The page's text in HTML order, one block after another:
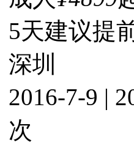
5天建议提
深圳
2016-7-9 |
次